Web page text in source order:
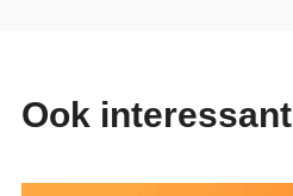
Ook interessant